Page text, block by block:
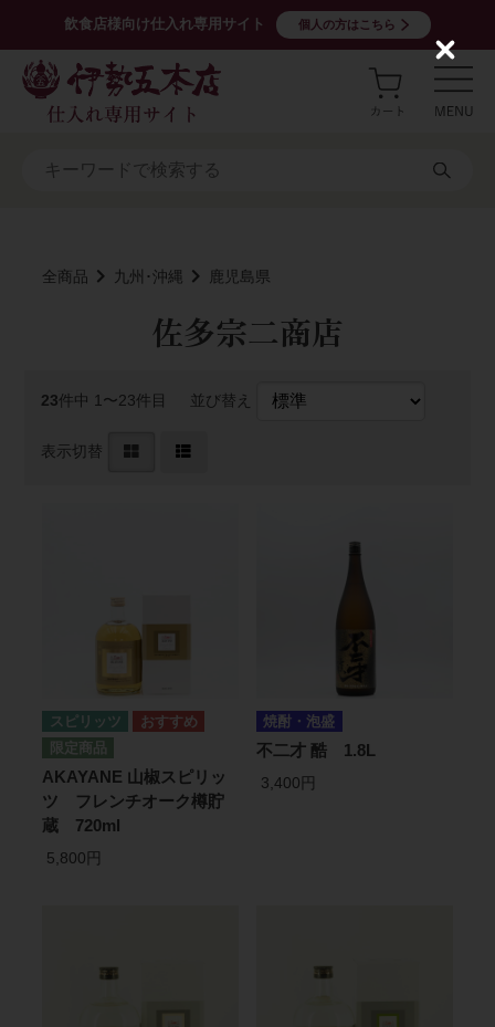
飲食店様向け仕入れ専用サイト 個人の方はこちら
全商品 九州･沖縄 鹿児島県
佐多宗二商店
23件中 1〜23件目 並び替え
表示切替
スピリッツ
AKAYANE 山椒スピリッ
ツ フレンチオーク樽貯
蔵 720ml
5,800円
焼酎・泡盛
不二才 酷 1.8L
3,400円
C
l
s